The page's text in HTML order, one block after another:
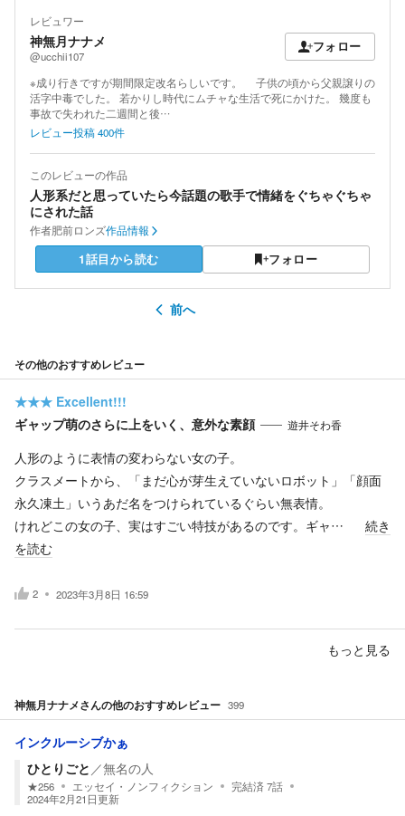
レビュワー
神無月ナナメ
@ucchii107
フォロー
※成り行きですが期間限定改名らしいです。 子供の頃から父親譲りの
活字中毒でした。 若かりし時代にムチャな生活で死にかけた。 幾度も
事故で失われた二週間と後…
レビュー投稿400件
このレビューの作品
人形系だと思っていたら今話題の歌手で情緒をぐちゃぐちゃ
にされた話
作者肥前ロンズ作品情報
1話目から読む フォロー
前へ
その他のおすすめレビュー
★★★ Excellent!!!
ギャップ萌のさらに上をいく、意外な素顔
遊井そわ香
人形のように表情の変わらない女の子。
クラスメートから、「まだ心が芽生えていないロボット」「顔面
永久凍土」いうあだ名をつけられているぐらい無表情。
けれどこの女の子、実はすごい特技があるのです。ギャ…
続き
を読む
2 2023年3月8日 16:59
もっと見る
神無月ナナメさんの他のおすすめレビュー 399
インクルーシブかぁ
ひとりごと ／無名の人
★256 エッセイ・ノンフィクション 完結済7話
2024年2月21日更新